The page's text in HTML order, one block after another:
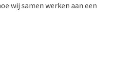
wij samen werken aan een